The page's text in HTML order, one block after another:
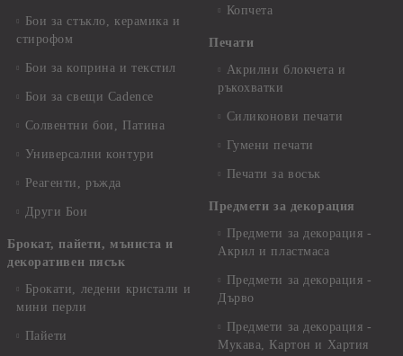
Бои за стъкло, керамика и
стирофом
Бои за коприна и текстил
Бои за свещи Cadence
Солвентни бои, Патина
Универсални контури
Реагенти, ръжда
Други Бои
Брокат, пайети, мъниста и
декоративен пясък
Брокати, ледени кристали и
мини перли
Пайети
Копчета
Печати
Акрилни блокчета и
ръкохватки
Силиконови печати
Гумени печати
Печати за восък
Предмети за декорация
Предмети за декорация -
Акрил и пластмаса
Предмети за декорация -
Дърво
Предмети за декорация -
Мукава, Картон и Хартия